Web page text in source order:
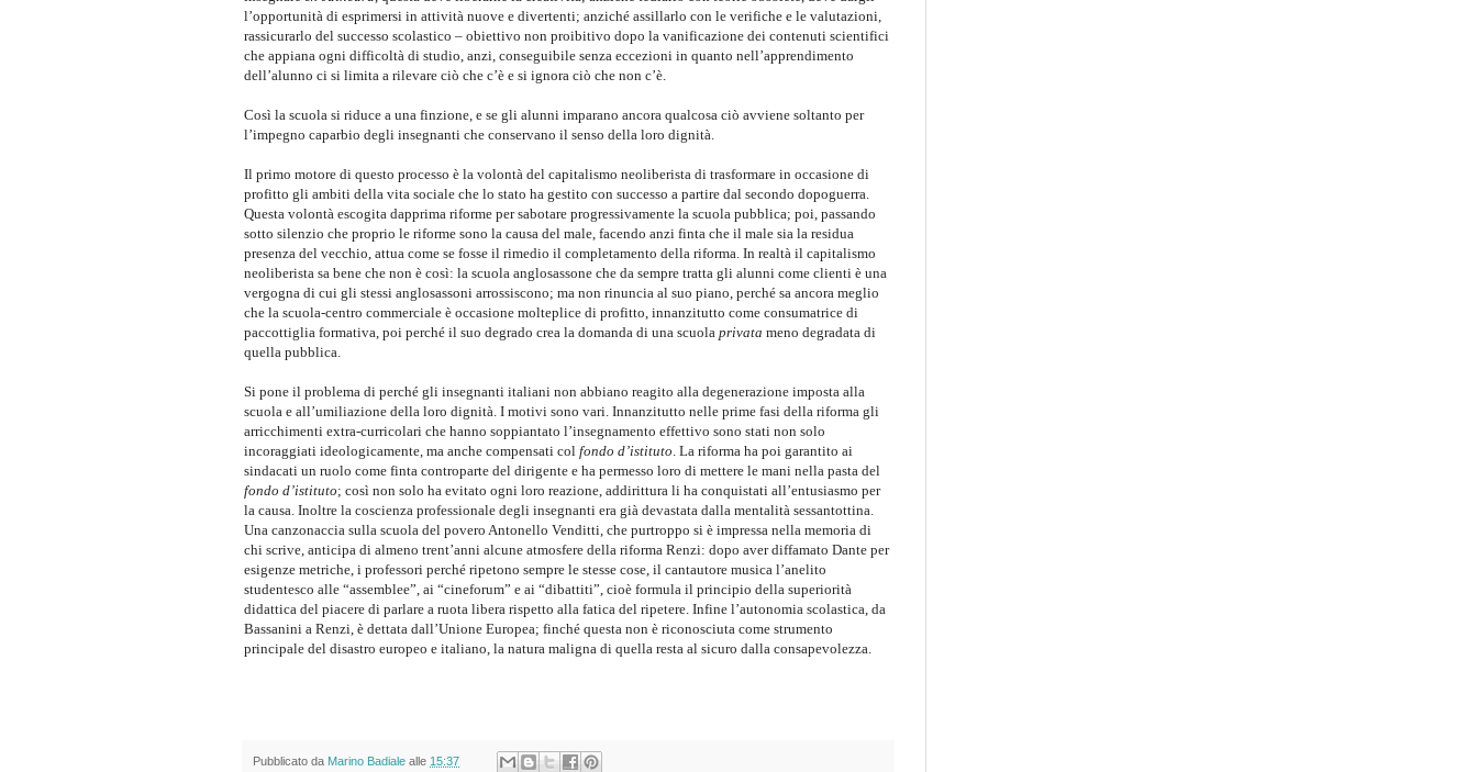
l’opportunità di esprimersi in attività nuove e divertenti; anziché assillarlo con le verifiche e le valutazioni,
rassicurarlo del successo scolastico – obiettivo non proibitivo dopo la vanificazione dei contenuti scientifici
che appiana ogni difficoltà di studio, anzi, conseguibile senza eccezioni in quanto nell’apprendimento
dell’alunno ci si limita a rilevare ciò che c’è e si ignora ciò che non c’è.
Così la scuola si riduce a una finzione, e se gli alunni imparano ancora qualcosa ciò avviene soltanto per
l’impegno caparbio degli insegnanti che conservano il senso della loro dignità.
Il primo motore di questo processo è la volontà del capitalismo neoliberista di trasformare in occasione di
profitto gli ambiti della vita sociale che lo stato ha gestito con successo a partire dal secondo dopoguerra.
Questa volontà escogita dapprima riforme per sabotare progressivamente la scuola pubblica; poi, passando
sotto silenzio che proprio le riforme sono la causa del male, facendo anzi finta che il male sia la residua
presenza del vecchio, attua come se fosse il rimedio il completamento della riforma. In realtà il capitalismo
neoliberista sa bene che non è così: la scuola anglosassone che da sempre tratta gli alunni come clienti è una
vergogna di cui gli stessi anglosassoni arrossiscono; ma non rinuncia al suo piano, perché sa ancora meglio
che la scuola-centro commerciale è occasione molteplice di profitto, innanzitutto come consumatrice di
paccottiglia formativa, poi perché il suo degrado crea la domanda di una scuola privata meno degradata di
quella pubblica.
Si pone il problema di perché gli insegnanti italiani non abbiano reagito alla degenerazione imposta alla
scuola e all’umiliazione della loro dignità. I motivi sono vari. Innanzitutto nelle prime fasi della riforma gli
arricchimenti extra-curricolari che hanno soppiantato l’insegnamento effettivo sono stati non solo
incoraggiati ideologicamente, ma anche compensati col fondo d’istituto . La riforma ha poi garantito ai
sindacati un ruolo come finta controparte del dirigente e ha permesso loro di mettere le mani nella pasta del
fondo d’istituto; così non solo ha evitato ogni loro reazione, addirittura li ha conquistati all’entusiasmo per
la causa. Inoltre la coscienza professionale degli insegnanti era già devastata dalla mentalità sessantottina.
Una canzonaccia sulla scuola del povero Antonello Venditti, che purtroppo si è impressa nella memoria di
chi scrive, anticipa di almeno trent’anni alcune atmosfere della riforma Renzi: dopo aver diffamato Dante per
esigenze metriche, i professori perché ripetono sempre le stesse cose, il cantautore musica l’anelito
studentesco alle “assemblee”, ai “cineforum” e ai “dibattiti”, cioè formula il principio della superiorità
didattica del piacere di parlare a ruota libera rispetto alla fatica del ripetere. Infine l’autonomia scolastica, da
Bassanini a Renzi, è dettata dall’Unione Europea; finché questa non è riconosciuta come strumento
principale del disastro europeo e italiano, la natura maligna di quella resta al sicuro dalla consapevolezza.
Pubblicato da Marino Badiale alle 15:37